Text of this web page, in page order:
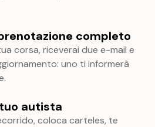
completo
corsa, riceverai due e-mail e
uno ti informerà
autista
coloca carteles, te